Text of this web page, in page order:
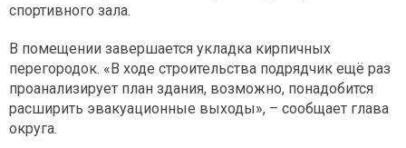
спортивного зала.
В помещении завершается укладка кирпичных
перегородок. «В ходе строительства подрядчик ещё раз
проанализирует план здания, возможно, понадобится
расширить эвакуационные выходы», – сообщает глава
округа.